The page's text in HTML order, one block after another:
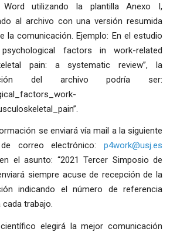
Word utilizando la plantilla Anexo I,
al archivo con una versión resumida
la comunicación. Ejemplo: En el estudio
factors in work-related
pain: a systematic review”, la
del archivo podría ser:
se enviará vía mail a la siguiente
correo electrónico: p4work@usj.es
el asunto: “2021 Tercer Simposio de
siempre acuse de recepción de la
indicando el número de referencia
cada trabajo.
elegirá la mejor comunicación